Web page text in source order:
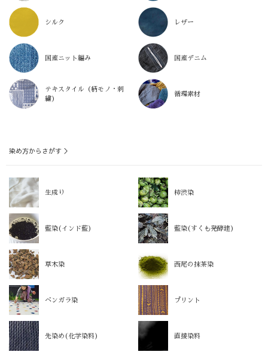
シルク レザー
国産ニット編み 国産デニム
テキスタイル（柄モノ・刺
繍）
循環素材
染め方からさがす ＞
生成り 柿渋染
藍染(インド藍) 藍染(すくも発酵建)
草木染 西尾の抹茶染
ベンガラ染 プリント
先染め(化学染料) 直接染料